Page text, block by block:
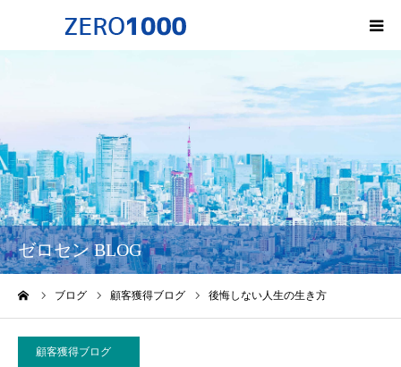
ゼロセン BLOG
ブログ 顧客獲得ブログ 後悔しない人生の生き方
顧客獲得ブログ
サービス一覧・料金
会社概要